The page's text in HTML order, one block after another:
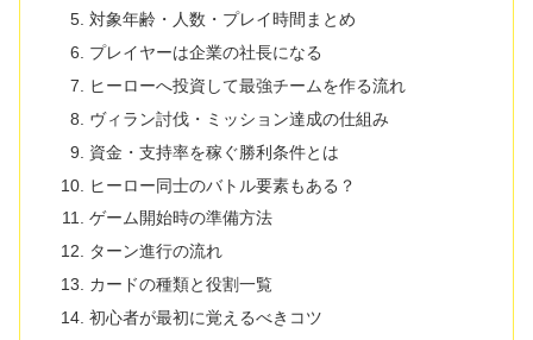
対象年齢・人数・プレイ時間まとめ
プレイヤーは企業の社長になる
ヒーローへ投資して最強チームを作る流れ
ヴィラン討伐・ミッション達成の仕組み
資金・支持率を稼ぐ勝利条件とは
ヒーロー同士のバトル要素もある？
ゲーム開始時の準備方法
ターン進行の流れ
カードの種類と役割一覧
初心者が最初に覚えるべきコツ